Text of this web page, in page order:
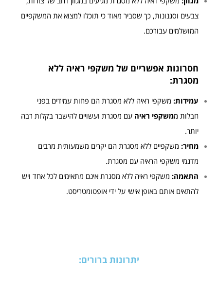
צבעים וסגנונות, כך שסביר מאוד כי תוכלו למצוא את המשקפיים
המושלמים עבורכם.
חסרונות אפשריים של משקפי ראיה ללא
מסגרת:
עמידות:משקפי ראיה ללא מסגרת הם פחות עמידים בפני
חבלות ממשקפי ראיהעם מסגרת ועשויים להישבר בקלות רבה
יותר.
מחיר:משקפיים ללא מסגרת הם יקרים משמעותית מרבים
מדגמי משקפי הראיה עם מסגרת.
התאמה:משקפי ראיה ללא מסגרת אינם מתאימים לכל אחד ויש
להתאים אותם באופן אישי על ידי אופטומטריסט.
יתרונות ברורים: